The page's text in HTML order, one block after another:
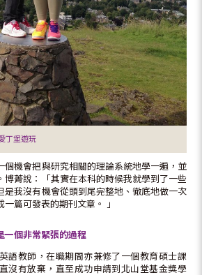
丁堡遊玩
個機會把與研究相關的理論系統地學一遍，並
博菁說：「其實在本科的時候我就學到了一些
是我沒有機會從頭到尾完整地、徹底地做一次
篇可發表的期刊文章。 」
一個非常緊張的過程
語教師，在職期間亦兼修了一個教育碩士課
沒有放棄，直至成功申請到北山堂基金獎學